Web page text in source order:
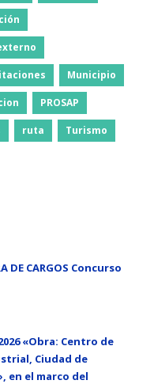
Municipio
PROSAP
ruta Turismo
DE CARGOS Concurso
«Obra: Centro de
Ciudad de
en el marco del